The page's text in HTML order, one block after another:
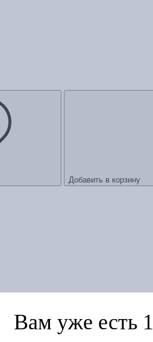
Добавить в корзину
Вам уже есть